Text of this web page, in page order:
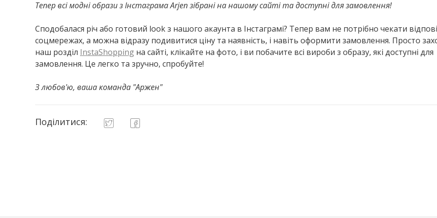
Тепер всі модні образи з Інстаграма Arjen зібрані на нашому сайті та доступні для замовлення!
Сподобалася річ або готовий look з нашого акаунта в Інстаграмі? Тепер вам не потрібно чекати
соцмережах, а можна відразу подивитися ціну та наявність, і навіть оформити замовлення. Просто
наш розділ InstaShopping на сайті, клікайте на фото, і ви побачите всі вироби з образу, які доступні для
замовлення. Це легко та зручно, спробуйте!
З любов'ю, ваша команда "Аржен"
Поділитися: